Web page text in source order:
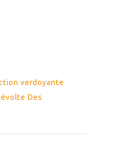
verdoyante
Des